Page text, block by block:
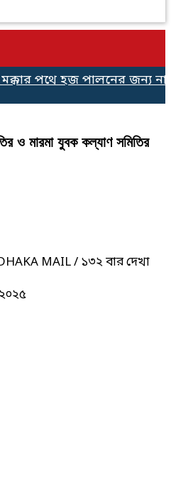
পথে হজ পালনের জন্য
ও মারমা যুবক কল্যাণ সমিতির
MAIL/ ১৩২ বার দেখা